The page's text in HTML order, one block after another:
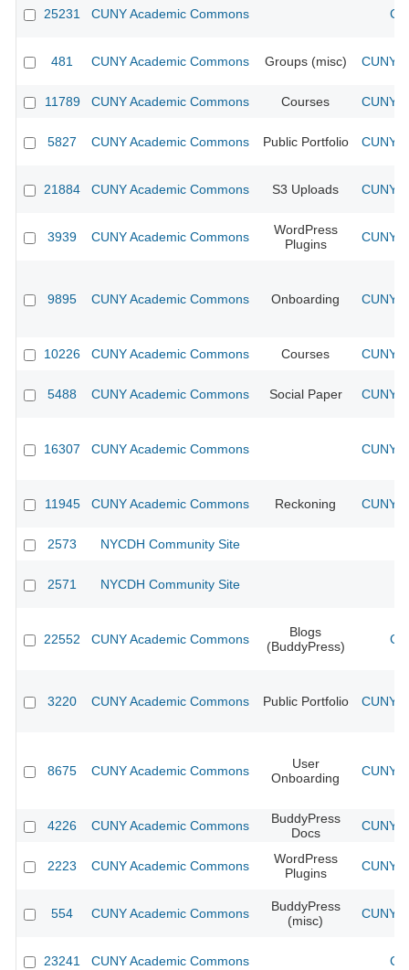
25231 CUNY Academic Commons
481 CUNY Academic Commons Groups (misc) CUNY
11789 CUNY Academic Commons Courses CUNY
5827 CUNY Academic Commons Public Portfolio CUNY
21884 CUNY Academic Commons S3 Uploads CUNY
3939 CUNY Academic Commons
WordPress
Plugins
CUNY
9895 CUNY Academic Commons Onboarding CUNY
10226 CUNY Academic Commons Courses CUNY
5488 CUNY Academic Commons Social Paper CUNY
16307 CUNY Academic Commons CUNY
11945 CUNY Academic Commons Reckoning CUNY
2573 NYCDH Community Site
2571 NYCDH Community Site
22552 CUNY Academic Commons
Blogs
(BuddyPress)
3220 CUNY Academic Commons Public Portfolio CUNY
8675 CUNY Academic Commons
User
Onboarding
CUNY
4226 CUNY Academic Commons
BuddyPress
Docs
CUNY
2223 CUNY Academic Commons
WordPress
Plugins
CUNY
554 CUNY Academic Commons
BuddyPress
(misc)
CUNY
23241 CUNY Academic Commons